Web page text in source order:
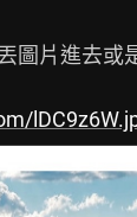
圖片進去或